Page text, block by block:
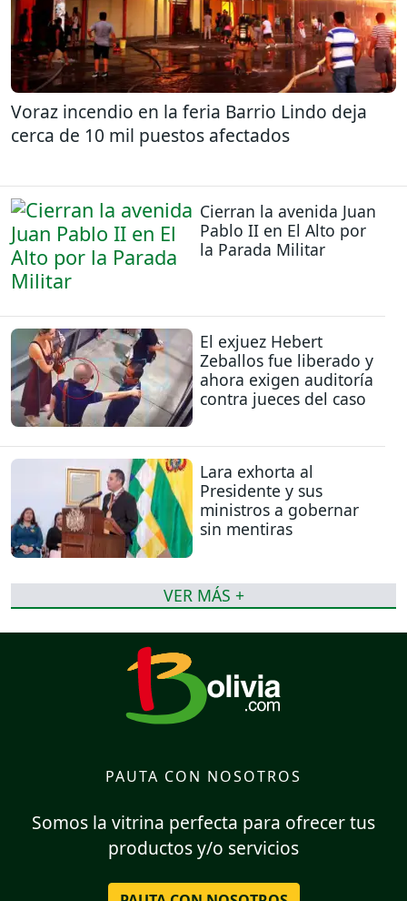
Voraz incendio en la feria Barrio Lindo deja
cerca de 10 mil puestos afectados
Cierran la avenida Juan
Pablo II en El Alto por
la Parada Militar
El exjuez Hebert
Zeballos fue liberado y
ahora exigen auditoría
contra jueces del caso
Lara exhorta al
Presidente y sus
ministros a gobernar
sin mentiras
VER MÁS +
PAUTA CON NOSOTROS
Somos la vitrina perfecta para ofrecer tus
productos y/o servicios